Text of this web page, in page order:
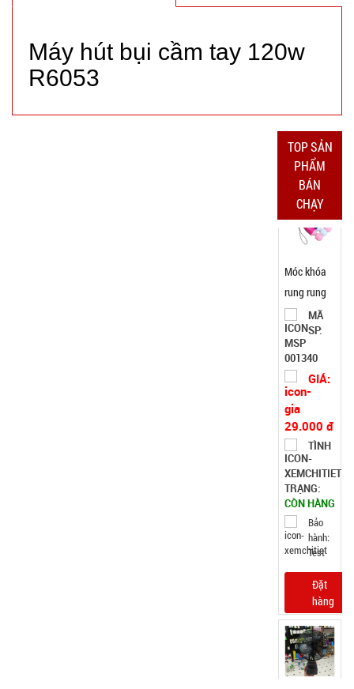
Máy hút bụi cầm tay 120w
R6053
TOP SẢN
PHẨM
BÁN
CHẠY
CÒN HÀNG
Cân nặng :
0.3kg
Đặt
hàng
Móc khóa
rung rung
mini
MÃ
SP:
001340
GIÁ:
29.000 đ
TÌNH
TRẠNG:
CÒN HÀNG
Bảo
hành:
Test
Đặt
hàng